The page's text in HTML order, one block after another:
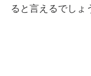
ると言えるでしょ